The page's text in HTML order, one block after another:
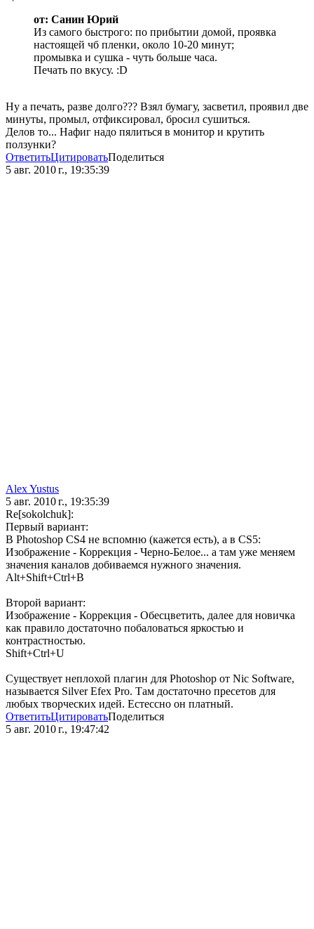
от: Санин Юрий
Из самого быстрого: по прибытии домой, проявка
настоящей чб пленки, около 10-20 минут;
промывка и сушка - чуть больше часа.
Печать по вкусу. :D
Ну а печать, разве долго??? Взял бумагу, засветил, проявил две
минуты, промыл, отфиксировал, бросил сушиться.
Делов то... Нафиг надо пялиться в монитор и крутить
ползунки?
ОтветитьЦитироватьПоделиться
5 авг. 2010 г., 19:35:39
Alex Yustus
5 авг. 2010 г., 19:35:39
Re[sokolchuk]:
Первый вариант:
В Photoshop CS4 не вспомню (кажется есть), а в CS5:
Изображение - Коррекция - Черно-Белое... а там уже меняем
значения каналов добиваемся нужного значения.
Alt+Shift+Ctrl+B
Второй вариант:
Изображение - Коррекция - Обесцветить, далее для новичка
как правило достаточно побаловаться яркостью и
контрастностью.
Shift+Ctrl+U
Существует неплохой плагин для Photoshop от Nic Software,
называется Silver Efex Pro. Там достаточно пресетов для
любых творческих идей. Естессно он платный.
ОтветитьЦитироватьПоделиться
5 авг. 2010 г., 19:47:42